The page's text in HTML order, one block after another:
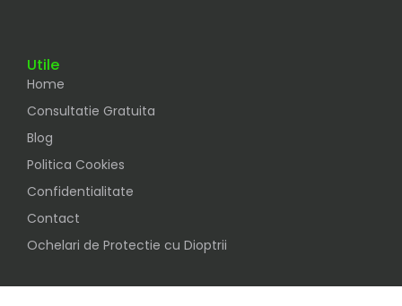
Utile
Home
Consultatie Gratuita
Blog
Politica Cookies
Confidentialitate
Contact
Ochelari de Protectie cu Dioptrii